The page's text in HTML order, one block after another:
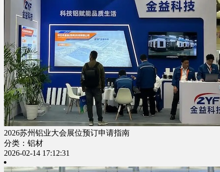
2026苏州铝业大会展位预订申请指南
分类：铝材
2026-02-14 17:12:31